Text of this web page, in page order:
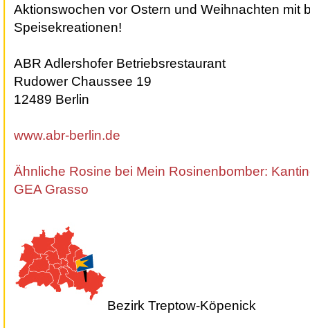
Aktionswochen vor Ostern und Weihnachten mit
Speisekreationen!
ABR Adlershofer Betriebsrestaurant
Rudower Chaussee 19
12489 Berlin
www.abr-berlin.de
Ähnliche Rosine bei Mein Rosinenbomber:
GEA Grasso
Bezirk Treptow-Köpenick